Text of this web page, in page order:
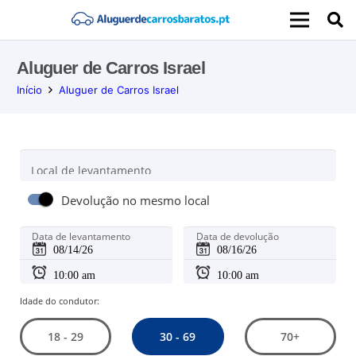
Aluguer de Carros Israel
Início Aluguer de Carros Israel
Local de levantamento
Devolução no mesmo local
Data de levantamento Data de devolução
Idade do condutor:
18 - 29 30 - 69 70+